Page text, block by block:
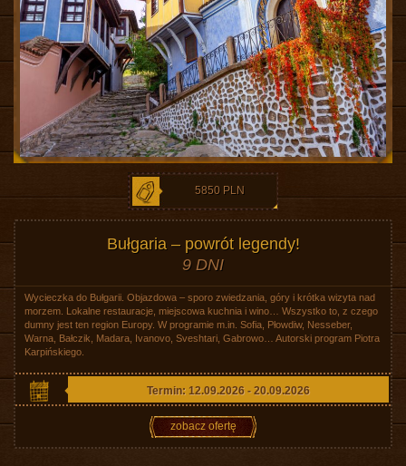
5850 PLN
Bułgaria – powrót legendy!
9 DNI
Wycieczka do Bułgarii. Objazdowa – sporo zwiedzania, góry i krótka wizyta nad
morzem. Lokalne restauracje, miejscowa kuchnia i wino… Wszystko to, z czego
dumny jest ten region Europy. W programie m.in. Sofia, Płowdiw, Nesseber,
Warna, Bałczik, Madara, Ivanovo, Sveshtari, Gabrowo… Autorski program Piotra
Karpińskiego.
Termin: 12.09.2026 - 20.09.2026
zobacz ofertę